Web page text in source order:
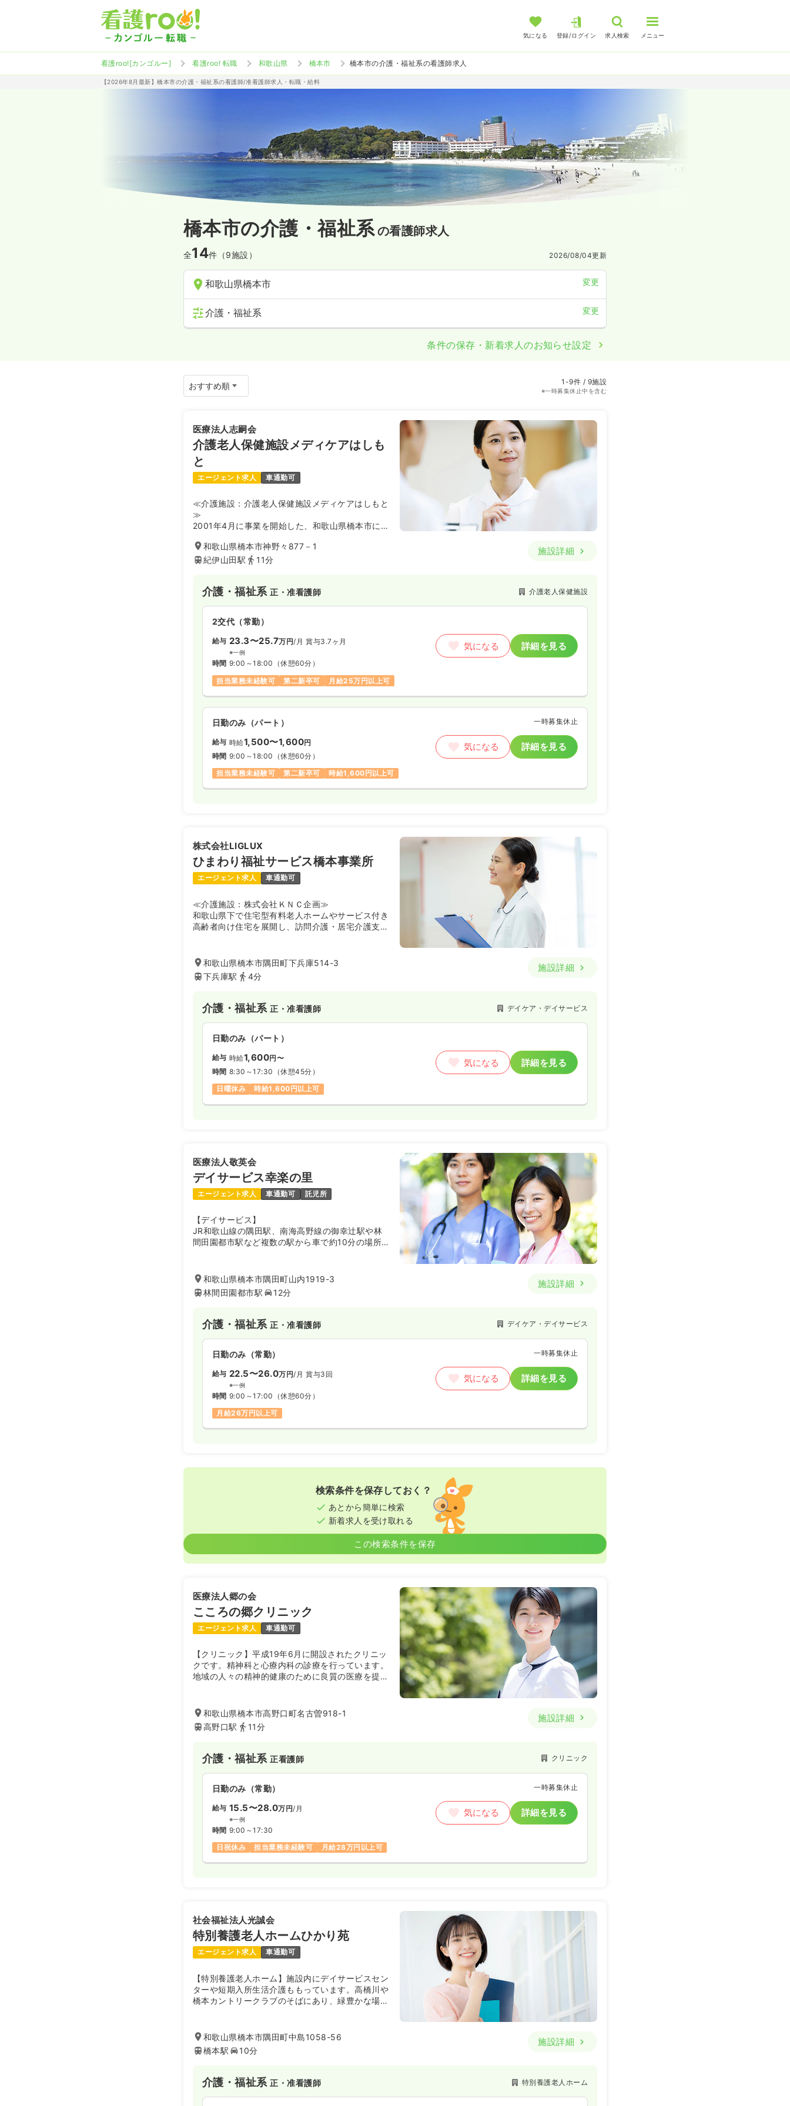
気になる 登録/ログイン 求人検索 メニュー
看護roo![カンゴルー] 看護roo! 転職 和歌山県 橋本市 橋本市の介護・福祉系の看護師求人
【2026年8月最新】橋本市の介護・福祉系の看護師/准看護師求人・転職・給料
橋本市の介護・福祉系の看護師求人
全14件（9施設） 2026/08/04更新
和歌山県橋本市 変更
介護・福祉系 変更
条件の保存・新着求人のお知らせ設定
1-9件 / 9施設
※一時募集休止中を含む
医療法人志嗣会
介護老人保健施設メディケアはしも
と
エージェント求人 車通勤可
≪介護施設：介護老人保健施設メディケアはしもと
≫
2001年4月に事業を開始した、和歌山県橋本市にあ
る高齢者の方を対象に、リハビリテーションや看
護、介護サービスを提供することで、1日でも早い
もと、利用者様に寄り添ったケアを実践しており、
協力医療機関である医療法人南労会紀和病院との連
携体制も整っているため、在宅復帰支援に携わりた
い方にオススメの施設です。
和歌山県橋本市神野々877－1
紀伊山田駅
11分
施設詳細
介護・福祉系正・准看護師 介護老人保健施設
2交代（常勤）
給与 23.3〜25.7万円/月 賞与3.7ヶ月
※一例
時間 9:00～18:00 （休憩60分）
担当業務未経験可
第二新卒可 月給25万円以上可
気になる 詳細を見る
日勤のみ（パート） 一時募集休止
給与 時給1,500〜1,600円
時間 9:00～18:00 （休憩60分）
担当業務未経験可
第二新卒可 時給1,600円以上可
気になる 詳細を見る
株式会社LIGLUX
ひまわり福祉サービス橋本事業所
エージェント求人 車通勤可
≪介護施設：株式会社ＫＮＣ企画≫
和歌山県下で住宅型有料老人ホームやサービス付き
高齢者向け住宅を展開し、訪問介護・居宅介護支援
ンセプトに、医療依存度の高い方や終末期ケア、お
看取りまで対応できる体制を整えており、入居者様
一人ひとりの「やりたいこと」を実現するオーダー
専門スタッフが密に連携するチーム体制が構築され
ており、画一的ではない、個々の人生に寄り添った
深いケアを実践したい方に適した環境です。
和歌山県橋本市隅田町下兵庫514-3
下兵庫駅
4分
施設詳細
介護・福祉系正・准看護師 デイケア・デイサービス
日勤のみ（パート）
給与 時給1,600円〜
時間 8:30～17:30 （休憩45分）
日曜休み
時給1,600円以上可
気になる 詳細を見る
医療法人敬英会
デイサービス幸楽の里
エージェント求人 車通勤可 託児所
【デイサービス】
JR和歌山線の隅田駅、南海高野線の御幸辻駅や林
間田園都市駅など複数の駅から車で約10分の場所に
方々が住み慣れた地域で、その人らしい質の高い生
活を送る事ができるよう援助させていただきます
和歌山県橋本市隅田町山内1919-3
林間田園都市駅
12分
施設詳細
介護・福祉系正・准看護師 デイケア・デイサービス
日勤のみ（常勤） 一時募集休止
給与 22.5〜26.0万円/月 賞与3回
※一例
時間 9:00～17:00 （休憩60分）
月給26万円以上可
気になる 詳細を見る
検索条件を保存しておく？
あとから簡単に検索
新着求人を受け取れる
この検索条件を保存
医療法人郷の会
こころの郷クリニック
エージェント求人 車通勤可
【クリニック】平成19年6月に開設されたクリニッ
クです。精神科と心療内科の診療を行っています。
地域の人々の精神的健康のために良質の医療を提供
和歌山県橋本市高野口町名古曽918-1
高野口駅
11分
施設詳細
介護・福祉系正看護師 クリニック
日勤のみ（常勤） 一時募集休止
給与 15.5〜28.0万円/月
※一例
時間 9:00～17:30
日祝休み
担当業務未経験可 月給28万円以上可
気になる 詳細を見る
社会福祉法人光誠会
特別養護老人ホームひかり苑
エージェント求人 車通勤可
【特別養護老人ホーム】施設内にデイサービスセン
ターや短期入所生活介護ももっています。高橋川や
橋本カントリークラブのそばにあり、緑豊かな場所
和歌山県橋本市隅田町中島1058-56
橋本駅
10分
施設詳細
介護・福祉系正・准看護師 特別養護老人ホーム